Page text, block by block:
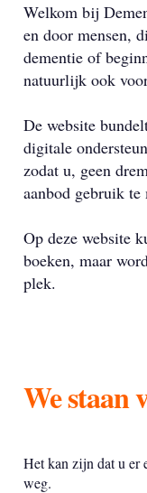
Welkom bij
en door mensen,
dementie of
natuurlijk ook
De website
digitale
zodat u, geen
aanbod gebruik te
Op deze website
boeken, maar
plek.
We staan
Het kan zijn dat u er
weg.